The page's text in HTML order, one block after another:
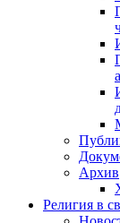
Архив
Религия в